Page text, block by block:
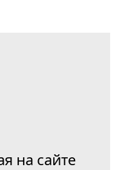
на сайте